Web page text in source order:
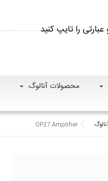
محصولات آنالوگ
OP27 Amplifier